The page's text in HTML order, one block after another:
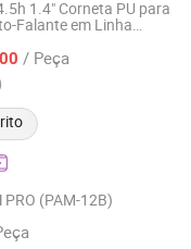
1.4" Corneta PU para
Falante em Linha
/ Peça
Parts Co., Ltd.
2016
PRO (PAM-12B)
Ltd.